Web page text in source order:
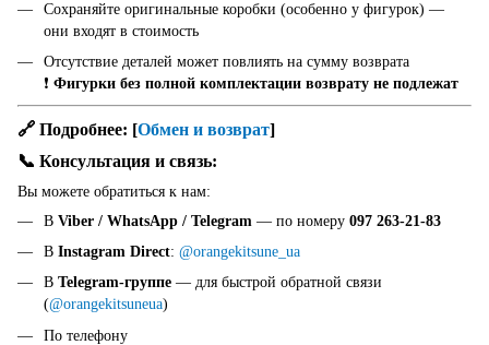
Сохраняйте оригинальные коробки (особенно у фигурок) —
они входят в стоимость
Отсутствие деталей может повлиять на сумму возврата
❗ Фигурки без полной комплектации возврату не подлежат
🔗 Подробнее: [Обмен и возврат]
📞 Консультация и связь:
Вы можете обратиться к нам:
В Viber / WhatsApp / Telegram — по номеру 097 263-21-83
В Instagram Direct: @orangekitsune_ua
В Telegram-группе — для быстрой обратной связи
(@orangekitsuneua)
По телефону